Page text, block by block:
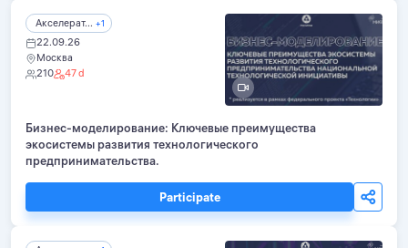
Акселерат... +1
22.09.26
Москва
210
47 d
Бизнес-моделирование: Ключевые преимущества
экосистемы развития технологического
предпринимательства.
Participate